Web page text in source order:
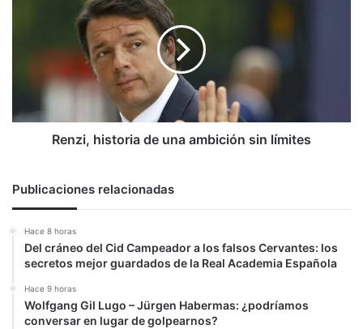
ambición
Renzi, historia de una ambición sin límites
Publicaciones relacionadas
Hace 8 horas
Del cráneo del Cid Campeador a los falsos Cervantes: los
secretos mejor guardados de la Real Academia Española
Hace 9 horas
Wolfgang Gil Lugo – Jürgen Habermas: ¿podríamos
conversar en lugar de golpearnos?